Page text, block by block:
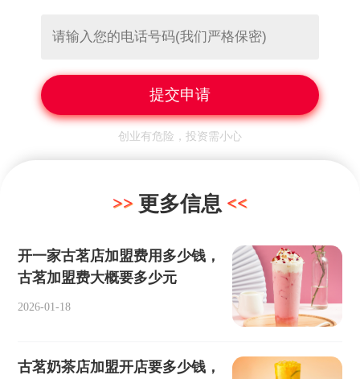
创业有危险，投资需小心
更多信息
开一家古茗店加盟费用多少钱，
古茗加盟费大概要多少元
2026-01-18
古茗奶茶店加盟开店要多少钱，